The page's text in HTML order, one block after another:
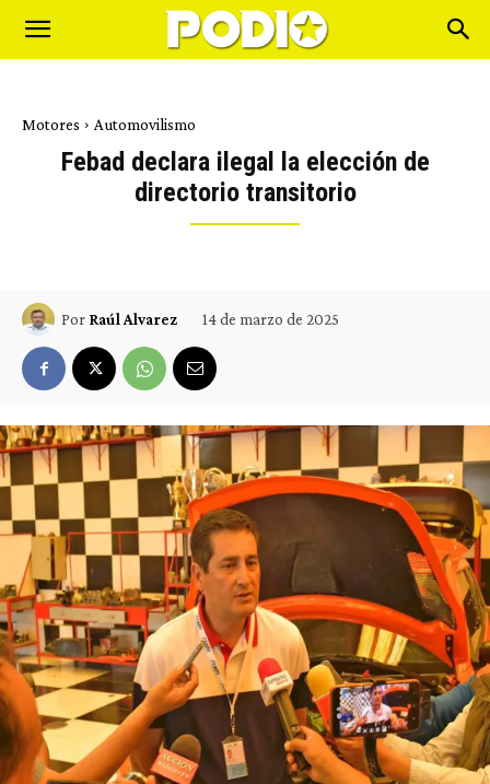
Motores Automovilismo
Febad declara ilegal la elección de
directorio transitorio
Por Raúl Alvarez 14 de marzo de 2025